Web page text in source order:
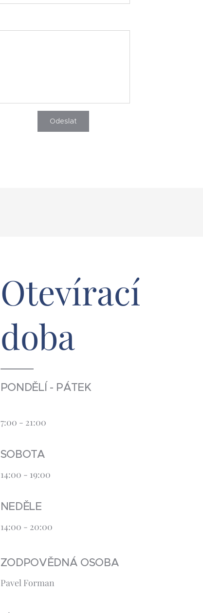
Odeslat
Otevírací
doba
PONDĚLÍ - PÁTEK
7:00 - 21:00
SOBOTA
14:00 - 19:00
NEDĚLE
14:00 - 20:00
ZODPOVĚDNÁ OSOBA
Pavel Forman